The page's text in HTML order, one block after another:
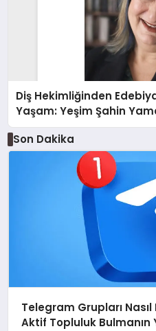
Diş Hekimliğinden
Yaşam: Yeşim Şahin
Son Dakika
Telegram Grupları
Aktif Topluluk Bulmanın